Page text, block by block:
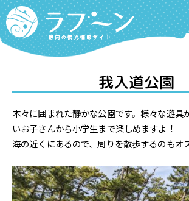
Labooon
我入道公園
木々に囲まれた静かな公園です。様々な遊具
いお子さんから小学生まで楽しめますよ！
海の近くにあるので、周りを散歩するのもオ